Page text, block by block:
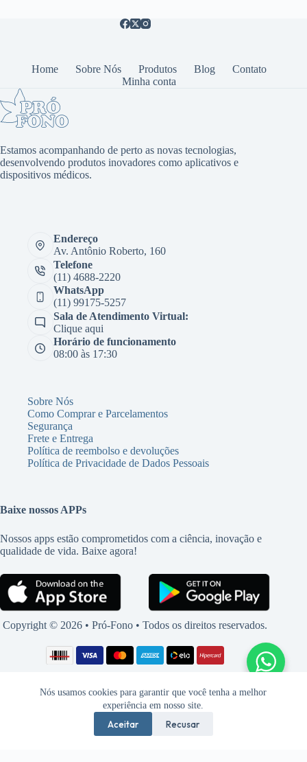
Nós usamos cookies para garantir que você tenha a melhor
experiência em nosso site.
Aceitar Recusar
Home Sobre Nós Produtos Blog
Contato
Minha conta
Estamos acompanhando de perto as novas tecnologias,
desenvolvendo produtos inovadores como aplicativos e
dispositivos médicos.
Endereço
Av. Antônio Roberto, 160
Telefone
(11) 4688-2220
WhatsApp
(11) 99175-5257
Sala de Atendimento Virtual:
Clique aqui
Horário de funcionamento
08:00 às 17:30
Sobre Nós
Como Comprar e Parcelamentos
Segurança
Frete e Entrega
Política de reembolso e devoluções
Política de Privacidade de Dados Pessoais
Baixe nossos APPs
Nossos apps estão comprometidos com a ciência, inovação e
qualidade de vida. Baixe agora!
Copyright © 2026 • Pró-Fono • Todos os direitos reservados.